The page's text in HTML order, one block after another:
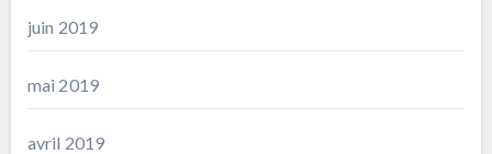
juin 2019
mai 2019
avril 2019